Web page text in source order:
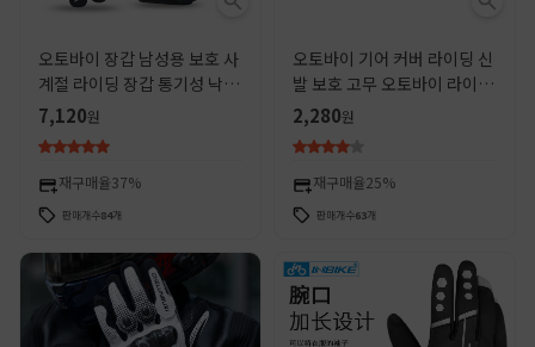
오토바이 장갑 남성용 보호 사
계절 라이딩 장갑 통기성 낙하
방지 오프로드 여성용 풀 핑거
오토바이 장비
7,120원
재구매율37%
판매개수84개
오토바이 기어 커버 라이딩 신
발 보호 고무 오토바이 라이더
기어 보호 신발 커버 시프트 미
끄럼 방지 고무 기어 장비
2,280원
재구매율25%
판매개수63개